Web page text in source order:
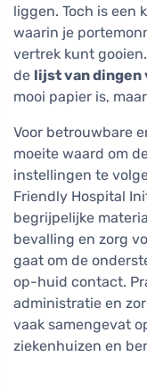
liggen. Toch is een
waarin je
vertrek kunt
de lijst van dingen
mooi papier is,
Voor betrouwbare
moeite waard om
instellingen te
Friendly Hospital
begrijpelijke
bevalling en zorg
gaat om de
op-huid contact.
administratie en
vaak samengevat
ziekenhuizen en